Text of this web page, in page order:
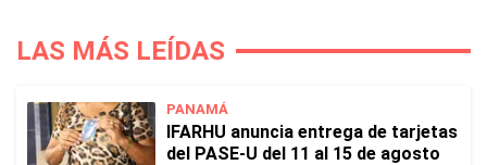
LAS MÁS LEÍDAS
PANAMÁ
IFARHU anuncia entrega de tarjetas
del PASE-U del 11 al 15 de agosto